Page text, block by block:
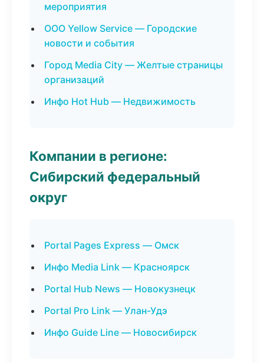
мероприятия
ООО Yellow Service — Городские
новости и события
Город Media City — Желтые страницы
организаций
Инфо Hot Hub — Недвижимость
Компании в регионе:
Сибирский федеральный
округ
Portal Pages Express — Омск
Инфо Media Link — Красноярск
Portal Hub News — Новокузнецк
Portal Pro Link — Улан-Удэ
Инфо Guide Line — Новосибирск